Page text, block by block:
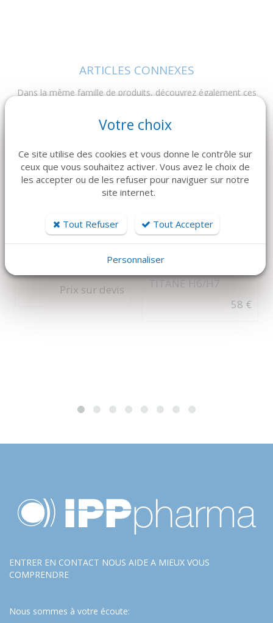
ARTICLES CONNEXES
Dans la même famille de produits, découvrez également ces
DÉTAILS
Prix sur devis
DÉTAILS
KOHLER
TITANE H6/H7
58 €
ENTRER EN CONTACT NOUS AIDE A MIEUX VOUS
COMPRENDRE
Nous sommes à votre écoute:
Votre choix
Ce site utilise des cookies et vous donne le contrôle sur
ceux que vous souhaitez activer. Vous avez le choix de
les accepter ou de les refuser pour naviguer sur notre
site internet.
Tout Refuser Tout Accepter
Personnaliser